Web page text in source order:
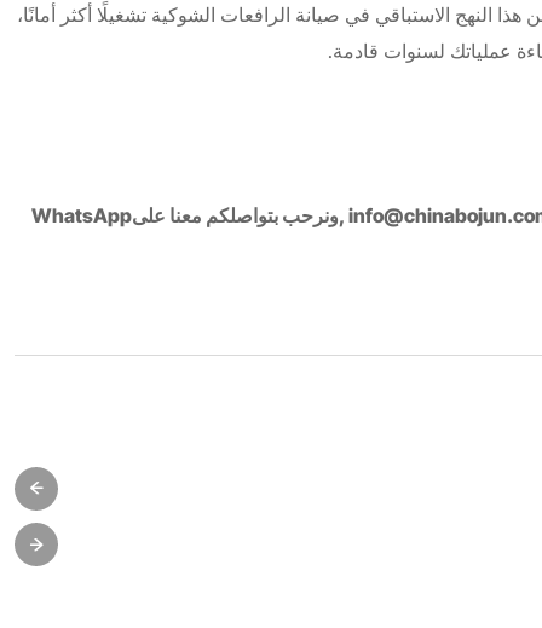
الاستباقي في صيانة الرافعات الشوكية تشغيلًا أكثر أمانًا،
, أو راسلنا عبر البريد الإلكتروني info@chinabojun.com ,ونرحب بتواصلكم معنا علىWhatsApp